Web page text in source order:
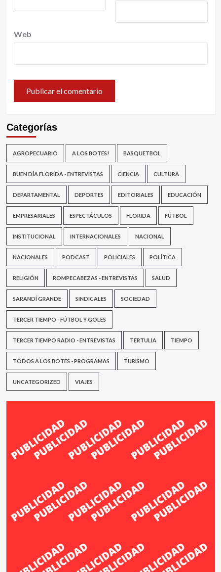
Web
Categorías
AGROPECUARIO A LOS BOTES! BASQUETBOL
BUEN DÍA FLORIDA - ENTREVISTAS CIENCIA CULTURA
DEPARTAMENTAL DEPORTES EDITORIALES EDUCACIÓN
EMPRESARIALES ESPECTÁCULOS FLORIDA FÚTBOL
INSTITUCIONAL INTERNACIONALES NACIONAL
NACIONALES PODCAST POLICIALES POLÍTICA
RELIGIÓN ROMPECABEZAS - ENTREVISTAS SALUD
SARANDÍ GRANDE SINDICALES SOCIEDAD
TERCER TIEMPO - FÚTBOL Y GOLES
TERCER TIEMPO RADIO - ENTREVISTAS TERTULIA TIEMPO
TODOS A LOS BOTES - PROGRAMAS TURISMO
UNCATEGORIZED VIAJES